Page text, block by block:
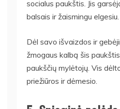
socialus paukštis. Jis
balsais ir žaismingu elgesiu.
Dėl savo išvaizdos ir
žmogaus kalbą šis
paukščių mylėtojų. Vis
priežiūros ir dėmesio.